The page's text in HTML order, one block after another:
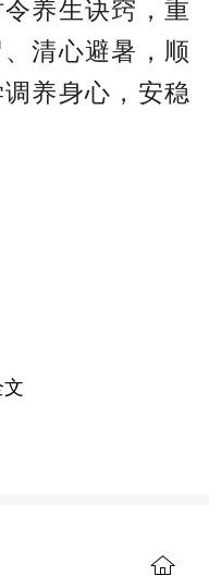
s
c
r
养生诀窍，重
清心避暑，顺
养身心，安稳
文